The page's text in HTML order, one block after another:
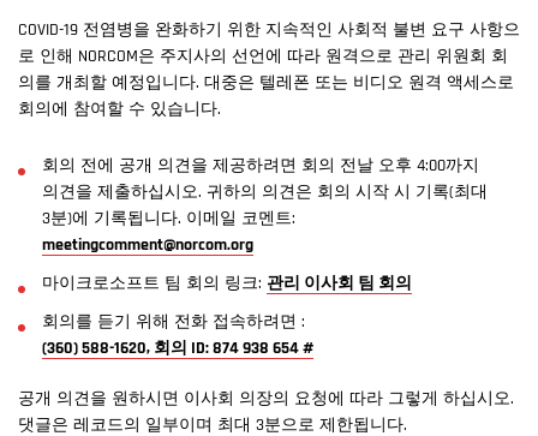
COVID-19 전염병을 완화하기 위한 지속적인 사회적 불변 요구 사항으
로 인해 NORCOM은 주지사의 선언에 따라 원격으로 관리 위원회 회
의를 개최할 예정입니다. 대중은 텔레폰 또는 비디오 원격 액세스로
회의에 참여할 수 있습니다.
회의 전에 공개 의견을 제공하려면 회의 전날 오후 4:00까지
의견을 제출하십시오. 귀하의 의견은 회의 시작 시 기록(최대
3분)에 기록됩니다. 이메일 코멘트:
meetingcomment@norcom.org
마이크로소프트 팀 회의 링크: 관리 이사회 팀 회의
회의를 듣기 위해 전화 접속하려면 :
(360) 588-1620, 회의 ID: 874 938 654 #
공개 의견을 원하시면 이사회 의장의 요청에 따라 그렇게 하십시오.
댓글은 레코드의 일부이며 최대 3분으로 제한됩니다.